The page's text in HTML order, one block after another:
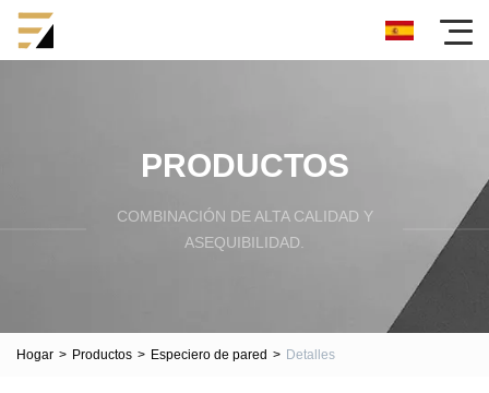
PRODUCTOS
COMBINACIÓN DE ALTA CALIDAD Y
ASEQUIBILIDAD.
Hogar > Productos > Especiero de pared > Detalles